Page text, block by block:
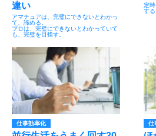
違い
アマチュアは、完璧にできないとわかっ
て、諦める。
プロは、完璧にできないとわかっていて
も、完璧を目指す。
定
する
仕事効率化 仕